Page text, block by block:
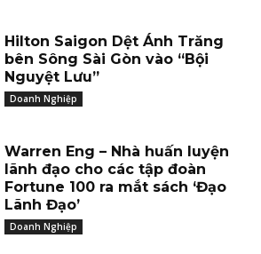
Hilton Saigon Dệt Ánh Trăng
bên Sông Sài Gòn vào “Bội
Nguyệt Lưu”
Doanh Nghiệp
Warren Eng – Nhà huấn luyện
lãnh đạo cho các tập đoàn
Fortune 100 ra mắt sách ‘Đạo
Lãnh Đạo’
Doanh Nghiệp